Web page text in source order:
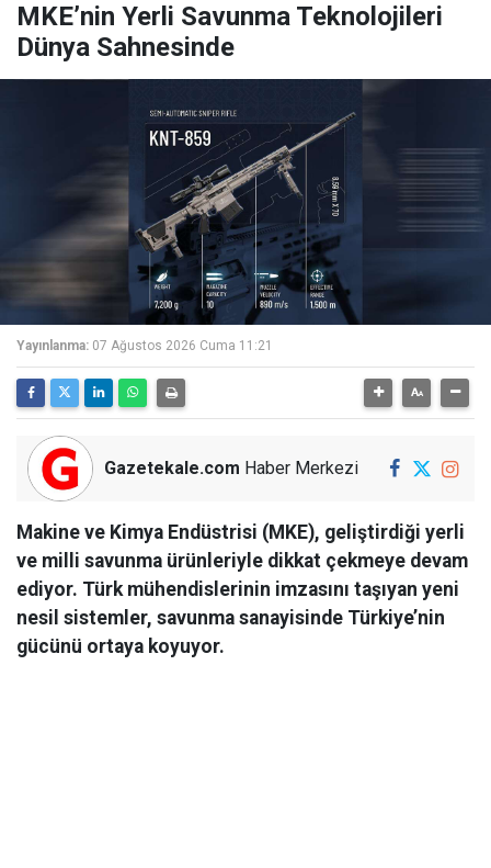
MKE’nin Yerli Savunma Teknolojileri
Dünya Sahnesinde
Yayınlanma: 07 Ağustos 2026 Cuma 11:21
Gazetekale.com Haber Merkezi
Makine ve Kimya Endüstrisi (MKE), geliştirdiği yerli
ve milli savunma ürünleriyle dikkat çekmeye devam
ediyor. Türk mühendislerinin imzasını taşıyan yeni
nesil sistemler, savunma sanayisinde Türkiye’nin
gücünü ortaya koyuyor.